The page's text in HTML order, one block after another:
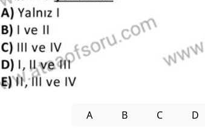
A B C D